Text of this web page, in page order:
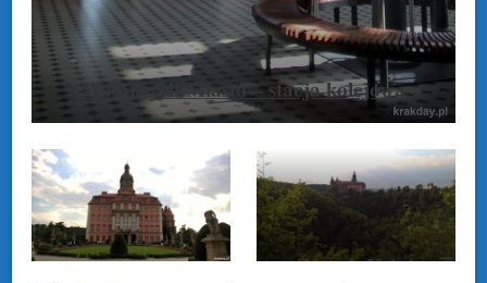
Wałbrzych Miasto – stacja kolejowa
Zamek Książ